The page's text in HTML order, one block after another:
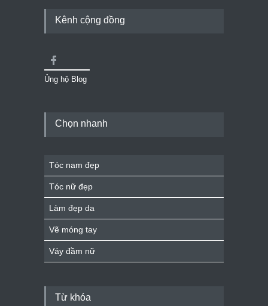
Kênh cộng đồng
Ủng hộ Blog
Chọn nhanh
Tóc nam đẹp
Tóc nữ đẹp
Làm đẹp da
Vẽ móng tay
Váy đầm nữ
Từ khóa